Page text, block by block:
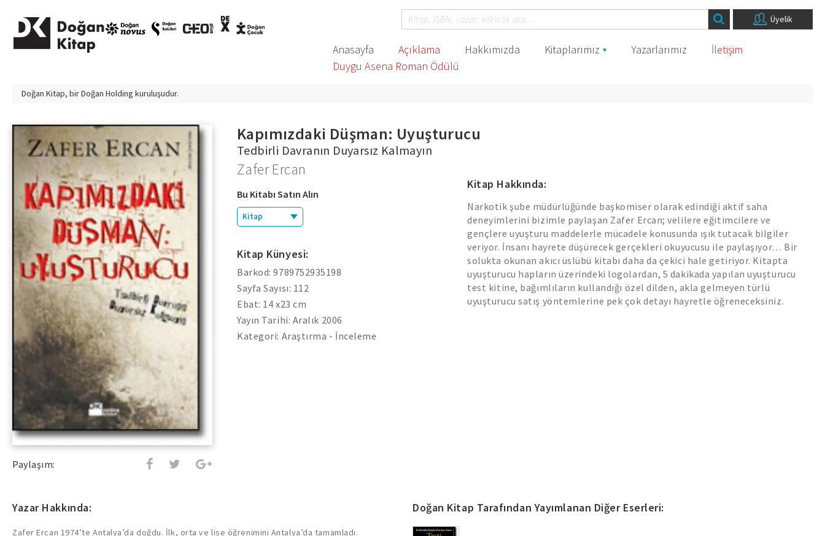
Üyelik
Anasayfa Açıklama Hakkımızda Kitaplarımız Yazarlarımız
İletişim
Duygu Asena Roman Ödülü
Doğan Kitap, birDoğan Holding kuruluşudur.
Paylaşım:
Kapımızdaki Düşman: Uyuşturucu
Tedbirli Davranın Duyarsız Kalmayın
Zafer Ercan
Bu Kitabı Satın Alın
Kitap
Kitap Künyesi:
Barkod: 9789752935198
Sayfa Sayısı: 112
Ebat: 14 x23 cm
Yayın Tarihi: Aralık 2006
Kategori: Araştırma - İnceleme
Kitap Hakkında:
Narkotik şube müdürlüğünde başkomiser olarak edindiği aktif saha
deneyimlerini bizimle paylaşan Zafer Ercan; velilere eğitimcilere ve
gençlere uyuşturu maddelerle mücadele konusunda ışık tutacak bilgiler
veriyor. İnsanı hayrete düşürecek gerçekleri okuyucusu ile paylaşıyor… Bir
solukta okunan akıcı üslübü kitabı daha da çekici hale getiriyor. Kitapta
uyuşturucu hapların üzerindeki logolardan, 5 dakikada yapılan uyuşturucu
test kitine, bağımlıların kullandığı özel dilden, akla gelmeyen türlü
uyuşturucu satış yöntemlerine pek çok detayı hayretle öğreneceksiniz.
Yazar Hakkında:
Zafer Ercan 1974’te Antalya’da doğdu. İlk, orta ve lise öğrenimini Antalya’da tamamladı.
Doğan Kitap Tarafından Yayımlanan Diğer Eserleri: